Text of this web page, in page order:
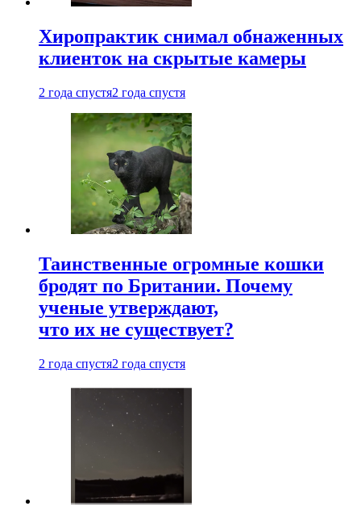
Хиропрактик снимал обнаженных
клиенток на скрытые камеры
2 года спустя2 года спустя
Таинственные огромные кошки
бродят по Британии. Почему
ученые утверждают,
что их не существует?
2 года спустя2 года спустя